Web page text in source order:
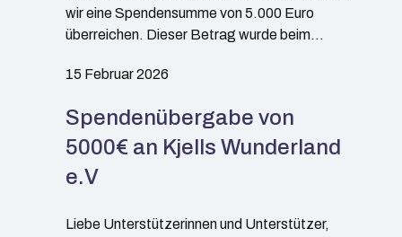
wir eine Spendensumme von 5.000 Euro
überreichen. Dieser Betrag wurde beim…
15 Februar 2026
Spendenübergabe von
5000€ an Kjells Wunderland
e.V
Liebe Unterstützerinnen und Unterstützer,